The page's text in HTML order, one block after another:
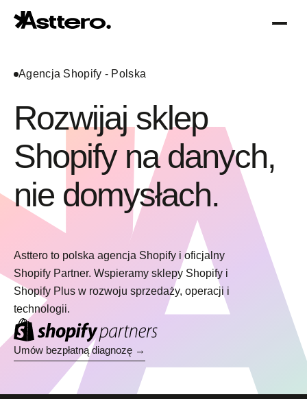
Optymalizacja Shopify
Migracja do Shopify
O nas
Agencja Shopify - Polska
Rozwijaj sklep
Shopify na danych,
nie domysłach.
Asttero to polska agencja Shopify i oficjalny
Shopify Partner. Wspieramy sklepy Shopify i
Shopify Plus w rozwoju sprzedaży, operacji i
technologii.
Umów bezpłatną diagnozę →